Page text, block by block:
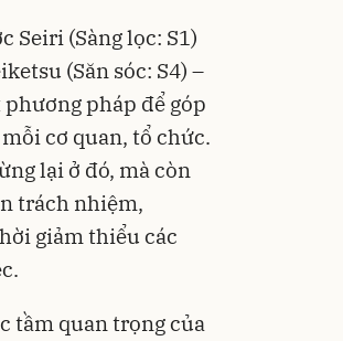
Seiri (Sàng lọc: S1)
(Săn sóc: S4) –
pháp để góp
cơ quan, tổ chức.
lại ở đó, mà còn
trách nhiệm,
giảm thiểu các
tầm quan trọng của